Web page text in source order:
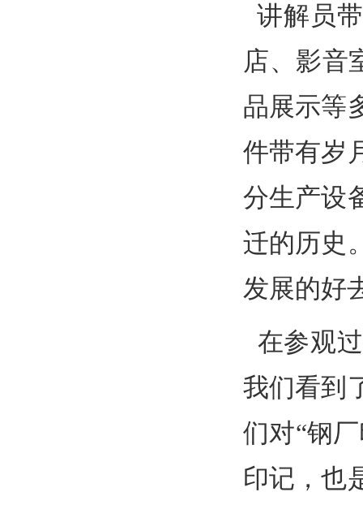
讲解员
店、影音
品展示等
件带有岁
分生产设
迁的历史
发展的好
在参观
我们看到
们对“钢
印记，也